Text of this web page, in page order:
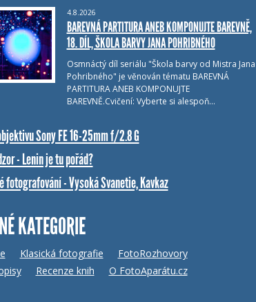
4.8.2026
BAREVNÁ PARTITURA ANEB KOMPONUJTE BAREVNĚ,
18. DÍL, ŠKOLA BARVY JANA POHRIBNÉHO
Osmnáctý díl seriálu "Škola barvy od Mistra Jana
Pohribného" je věnován tématu BAREVNÁ
PARTITURA ANEB KOMPONUJTE
BAREVNĚ.Cvičení: Vyberte si alespoň…
Sony FE 16-25mm f/2.8 G
- Lenin je tu pořád?
fotografování - Vysoká Svanetie, Kavkaz
KATEGORIE
Klasická fotografie
FotoRozhovory
Recenze knih O FotoAparátu.cz